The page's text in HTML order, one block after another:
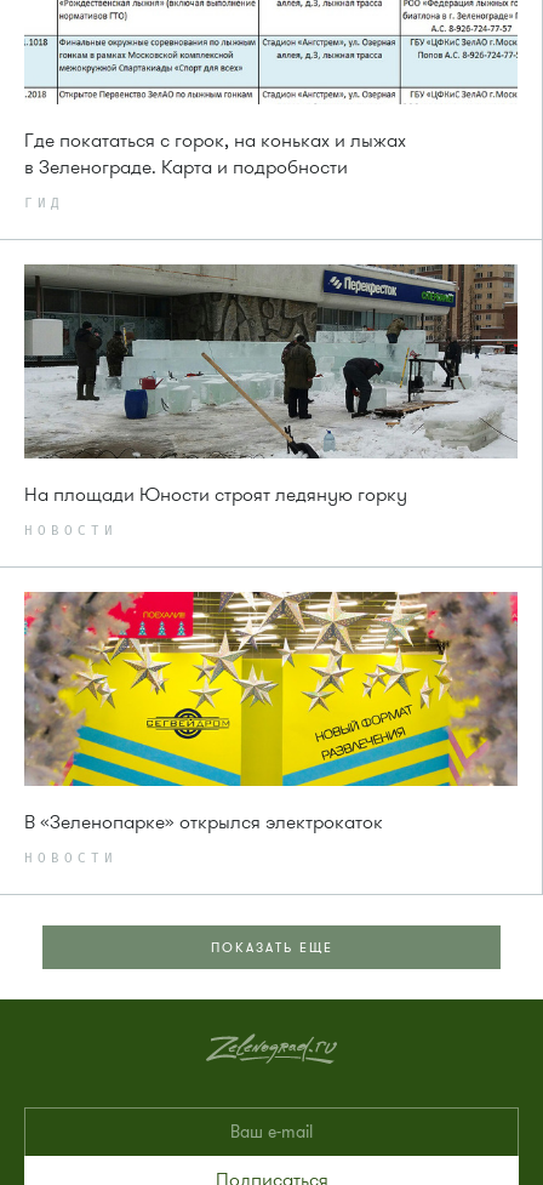
Где покататься с горок, на коньках и лыжах
в Зеленограде. Карта и подробности
ГИД
На площади Юности строят ледяную горку
НОВОСТИ
В «Зеленопарке» открылся электрокаток
НОВОСТИ
ПОКАЗАТЬ ЕЩЕ